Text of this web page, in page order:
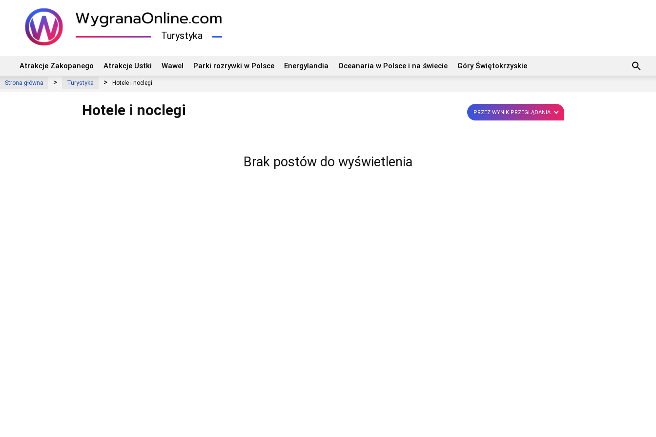
Turystyka
Atrakcje Zakopanego Atrakcje Ustki Wawel Parki rozrywki w Polsce Energylandia Oceanaria w Polsce i na świecie Góry Świętokrzyskie
Strona główna Turystyka Hotele i noclegi
Hotele i noclegi PRZEZ WYNIK PRZEGLĄDANIA
Brak postów do wyświetlenia